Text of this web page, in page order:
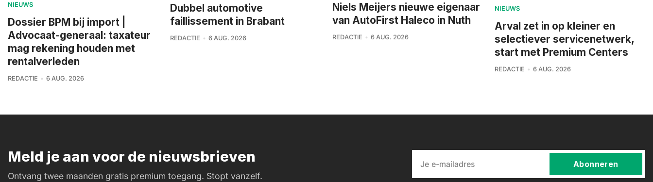
NIEUWS
Dossier BPM bij import |
Advocaat-generaal: taxateur
mag rekening houden met
rentalverleden
REDACTIE 6 AUG. 2026
Dubbel automotive
faillissement in Brabant
REDACTIE 6 AUG. 2026
Niels Meijers nieuwe eigenaar
van AutoFirst Haleco in Nuth
REDACTIE 6 AUG. 2026
NIEUWS
Arval zet in op kleiner en
selectiever servicenetwerk,
start met Premium Centers
REDACTIE 6 AUG. 2026
Meld je aan voor de nieuwsbrieven
Ontvang twee maanden gratis premium toegang. Stopt vanzelf.
Abonneren